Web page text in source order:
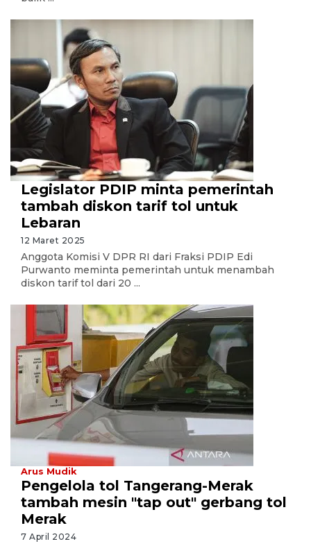
Legislator PDIP minta pemerintah
tambah diskon tarif tol untuk
Lebaran
12 Maret 2025
Anggota Komisi V DPR RI dari Fraksi PDIP Edi
Purwanto meminta pemerintah untuk menambah
diskon tarif tol dari 20 ...
Arus Mudik
Pengelola tol Tangerang-Merak
tambah mesin "tap out" gerbang tol
Merak
7 April 2024